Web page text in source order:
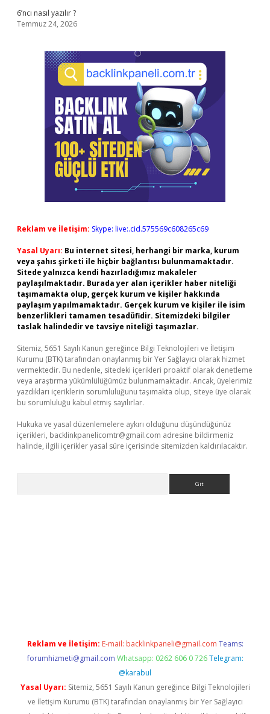
6’ncı nasıl yazılır ?
Temmuz 24, 2026
Reklam ve İletişim: Skype: live:.cid.575569c608265c69
Yasal Uyarı: Bu internet sitesi, herhangi bir marka, kurum
veya şahıs şirketi ile hiçbir bağlantısı bulunmamaktadır.
Sitede yalnızca kendi hazırladığımız makaleler
paylaşılmaktadır. Burada yer alan içerikler haber niteliği
taşımamakta olup, gerçek kurum ve kişiler hakkında
paylaşım yapılmamaktadır. Gerçek kurum ve kişiler ile isim
benzerlikleri tamamen tesadüfidir. Sitemizdeki bilgiler
taslak halindedir ve tavsiye niteliği taşımazlar.
Sitemiz, 5651 Sayılı Kanun gereğince Bilgi Teknolojileri ve İletişim
Kurumu (BTK) tarafından onaylanmış bir Yer Sağlayıcı olarak hizmet
vermektedir. Bu nedenle, sitedeki içerikleri proaktif olarak denetleme
veya araştırma yükümlülüğümüz bulunmamaktadır. Ancak, üyelerimiz
yazdıkları içeriklerin sorumluluğunu taşımakta olup, siteye üye olarak
bu sorumluluğu kabul etmiş sayılırlar.
Hukuka ve yasal düzenlemelere aykırı olduğunu düşündüğünüz
içerikleri, backlinkpanelicomtr@gmail.com adresine bildirmeniz
halinde, ilgili içerikler yasal süre içerisinde sitemizden kaldırılacaktır.
Reklam ve İletişim: E-mail: backlinkpaneli@gmail.com Teams:
forumhizmeti@gmail.com Whatsapp: 0262 606 0 726 Telegram:
@karabul
Yasal Uyarı: Sitemiz, 5651 Sayılı Kanun gereğince Bilgi Teknolojileri
ve İletişim Kurumu (BTK) tarafından onaylanmış bir Yer Sağlayıcı